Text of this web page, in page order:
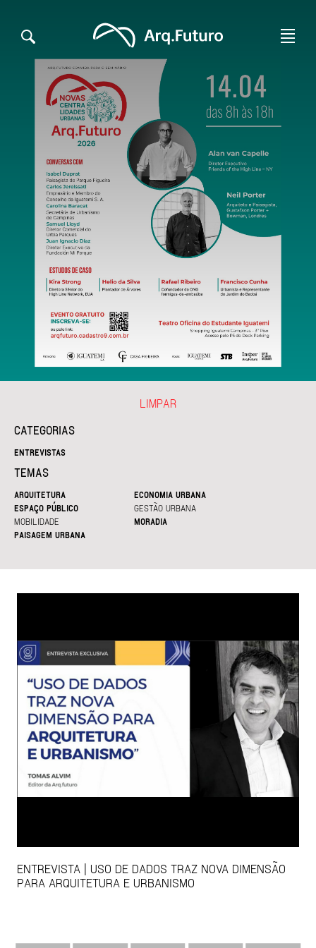
CATEGORIAS
ENTREVISTAS
TEMAS
ARQUITETURA
ECONOMIA URBANA
ESPAÇO PÚBLICO
GESTÃO URBANA
MOBILIDADE
MORADIA
PAISAGEM URBANA
LIMPAR
ENTREVISTA | USO DE DADOS TRAZ NOVA DIMENSÃO
PARA ARQUITETURA E URBANISMO